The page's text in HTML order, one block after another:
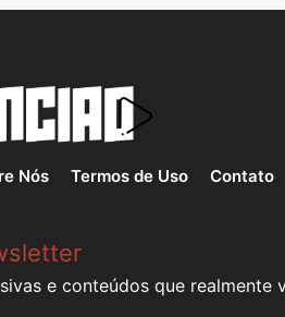
Nós Termos de Uso Contato
e conteúdos que realmente